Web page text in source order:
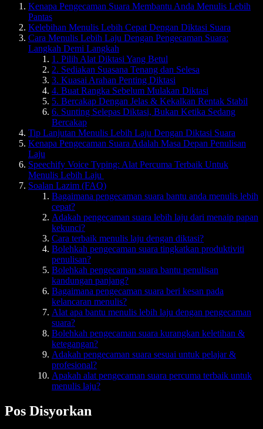
Kenapa Pengecaman Suara Membantu Anda Menulis Lebih
Pantas
Kelebihan Menulis Lebih Cepat Dengan Diktasi Suara
Cara Menulis Lebih Laju Dengan Pengecaman Suara:
Langkah Demi Langkah
1. Pilih Alat Diktasi Yang Betul
2. Sediakan Suasana Tenang dan Selesa
3. Kuasai Arahan Penting Diktasi
4. Buat Rangka Sebelum Mulakan Diktasi
5. Bercakap Dengan Jelas & Kekalkan Rentak Stabil
6. Sunting Selepas Diktasi, Bukan Ketika Sedang
Bercakap
Tip Lanjutan Menulis Lebih Laju Dengan Diktasi Suara
Kenapa Pengecaman Suara Adalah Masa Depan Penulisan
Laju
Speechify Voice Typing: Alat Percuma Terbaik Untuk
Menulis Lebih Laju
Soalan Lazim (FAQ)
Bagaimana pengecaman suara bantu anda menulis lebih
cepat?
Adakah pengecaman suara lebih laju dari menaip papan
kekunci?
Cara terbaik menulis laju dengan diktasi?
Bolehkah pengecaman suara tingkatkan produktiviti
penulisan?
Bolehkah pengecaman suara bantu penulisan
kandungan panjang?
Bagaimana pengecaman suara beri kesan pada
kelancaran menulis?
Alat apa bantu menulis lebih laju dengan pengecaman
suara?
Bolehkah pengecaman suara kurangkan keletihan &
ketegangan?
Adakah pengecaman suara sesuai untuk pelajar &
profesional?
Apakah alat pengecaman suara percuma terbaik untuk
menulis laju?
Pos Disyorkan